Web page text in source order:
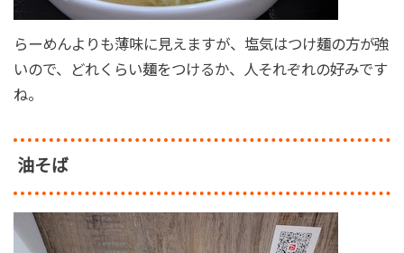
らーめんよりも薄味に見えますが、塩気はつけ麺の方が強
いので、どれくらい麺をつけるか、人それぞれの好みです
ね。
油そば